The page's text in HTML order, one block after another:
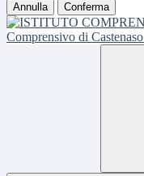
Annulla Conferma
Comprensivo di Castenaso